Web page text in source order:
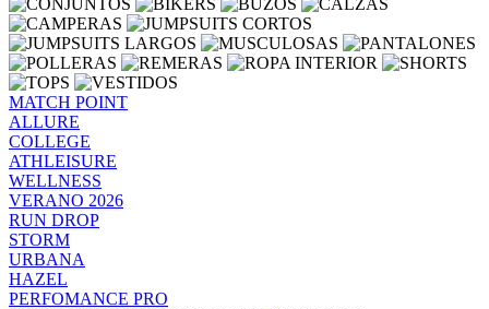
MATCH POINT
ALLURE
COLLEGE
ATHLEISURE
WELLNESS
VERANO 2026
RUN DROP
STORM
URBANA
HAZEL
PERFOMANCE PRO